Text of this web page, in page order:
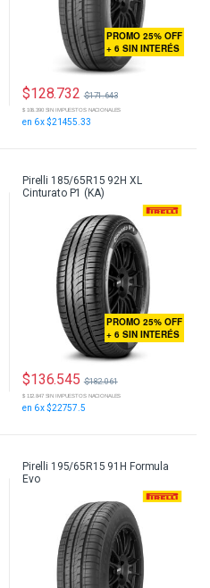
PROMO 25% OFF
+ 6 SIN INTERÉS
$128.732 $171.643
$ 106.390 SIN IMPUESTOS NACIONALES
en 6 x $21455.33
Pirelli 185/65R15 92H XL
Cinturato P1 (KA)
PROMO 25% OFF
+ 6 SIN INTERÉS
$136.545 $182.061
$ 112.847 SIN IMPUESTOS NACIONALES
en 6 x $22757.5
Pirelli 195/65R15 91H Formula
Evo